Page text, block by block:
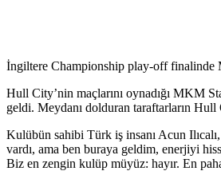
İngiltere Championship play-off finalinde
Hull City’nin maçlarını oynadığı MKM
geldi. Meydanı dolduran taraftarların Hull
Kulübün sahibi Türk iş insanı Acun
vardı, ama ben buraya geldim, enerjiyi
Biz en zengin kulüp müyüz: hayır. En